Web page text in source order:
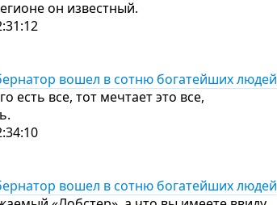
он известный.
вошел в сотню богатейших людей
есть все, тот мечтает это все,
вошел в сотню богатейших людей